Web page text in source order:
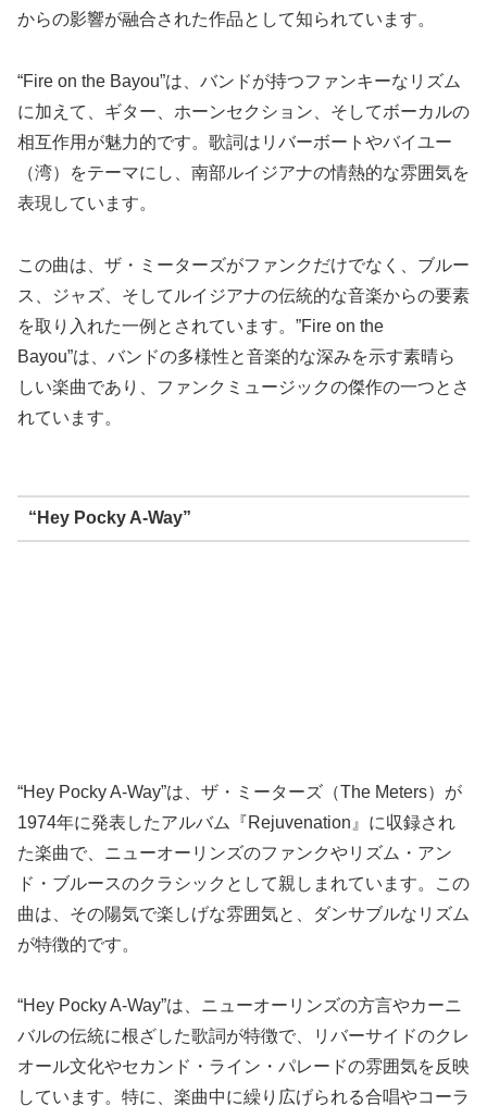
からの影響が融合された作品として知られています。
“Fire on the Bayou”は、バンドが持つファンキーなリズム
に加えて、ギター、ホーンセクション、そしてボーカルの
相互作用が魅力的です。歌詞はリバーボートやバイユー
（湾）をテーマにし、南部ルイジアナの情熱的な雰囲気を
表現しています。
この曲は、ザ・ミーターズがファンクだけでなく、ブルー
ス、ジャズ、そしてルイジアナの伝統的な音楽からの要素
を取り入れた一例とされています。”Fire on the
Bayou”は、バンドの多様性と音楽的な深みを示す素晴ら
しい楽曲であり、ファンクミュージックの傑作の一つとさ
れています。
“Hey Pocky A-Way”
“Hey Pocky A-Way”は、ザ・ミーターズ（The Meters）が
1974年に発表したアルバム『Rejuvenation』に収録され
た楽曲で、ニューオーリンズのファンクやリズム・アン
ド・ブルースのクラシックとして親しまれています。この
曲は、その陽気で楽しげな雰囲気と、ダンサブルなリズム
が特徴的です。
“Hey Pocky A-Way”は、ニューオーリンズの方言やカーニ
バルの伝統に根ざした歌詞が特徴で、リバーサイドのクレ
オール文化やセカンド・ライン・パレードの雰囲気を反映
しています。特に、楽曲中に繰り広げられる合唱やコーラ